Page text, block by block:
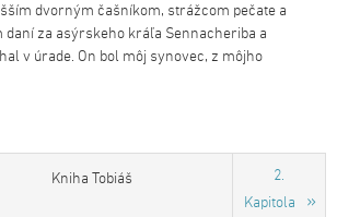
dvorným čašníkom, strážcom pečate a
daní za asýrskeho kráľa Sennacheriba a
v úrade. On bol môj synovec, z môjho
Kniha Tobiáš
2.
Kapitola